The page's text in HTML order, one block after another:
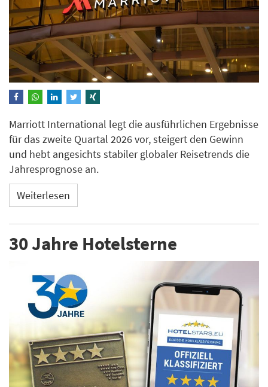
Marriott International legt die ausführlichen Ergebnisse
für das zweite Quartal 2026 vor, steigert den Gewinn
und hebt angesichts stabiler globaler Reisetrends die
Jahresprognose an.
Weiterlesen
30 Jahre Hotelsterne